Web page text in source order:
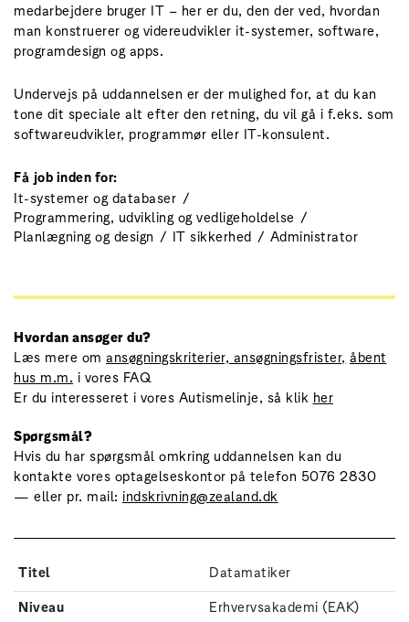
medarbejdere bruger IT – her er du, den der ved, hvordan
man konstruerer og videreudvikler it-systemer, software,
programdesign og apps.
Undervejs på uddannelsen er der mulighed for, at du kan
tone dit speciale alt efter den retning, du vil gå i f.eks. som
softwareudvikler, programmør eller IT-konsulent.
Få job inden for:
It-systemer og databaser
Programmering, udvikling og vedligeholdelse
Planlægning og design
IT sikkerhed Administrator
Hvordan ansøger du?
Læs mere om ansøgningskriterier, ansøgningsfrister, åbent
hus m.m. i vores FAQ
Er du interesseret i vores Autismelinje, så klik her
Spørgsmål?
Hvis du har spørgsmål omkring uddannelsen kan du
kontakte vores optagelseskontor på telefon 5076 2830
— eller pr. mail: indskrivning@zealand.dk
Titel
Datamatiker
Niveau
Erhvervsakademi (EAK)